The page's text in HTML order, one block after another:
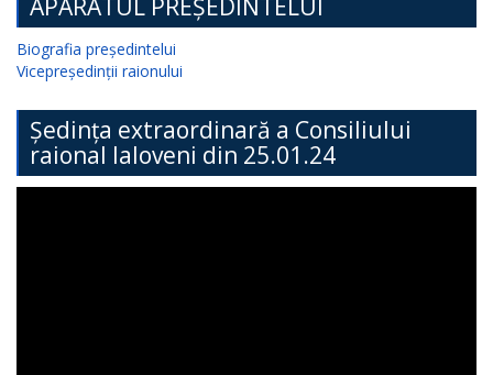
APARATUL PREȘEDINTELUI
Biografia președintelui
Vicepreședinții raionului
Ședința extraordinară a Consiliului
raional Ialoveni din 25.01.24